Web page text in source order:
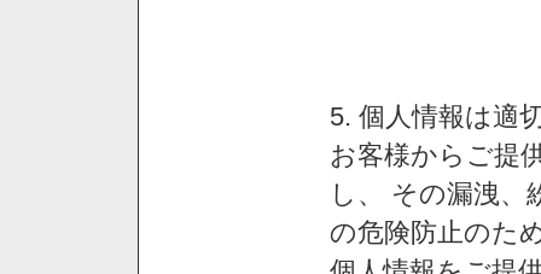
5. 個人情報は適
お客様からご提
し、 その漏洩、
の危険防止のた